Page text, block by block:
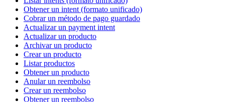
Obtener un intent (formato unificado)
Cobrar un método de pago guardado
Actualizar un payment intent
Actualizar un producto
Archivar un producto
Crear un producto
Listar productos
Obtener un producto
Anular un reembolso
Crear un reembolso
Obtener un reembolso